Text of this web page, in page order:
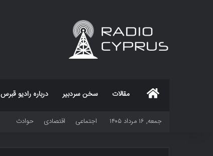
مقالات سخن سردبیر درباره رادیو قبرس
جمعه, ۱۶ مرداد ۱۴۰۵ اجتماعی اقتصادی حوادث